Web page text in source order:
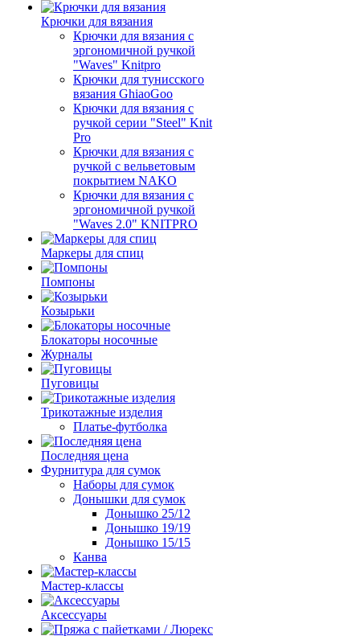
Крючки для вязания
Крючки для вязания с
эргономичной ручкой
"Waves" Knitpro
Крючки для тунисского
вязания GhiaoGoo
Крючки для вязания с
ручкой серии "Steel" Knit
Pro
Крючки для вязания с
ручкой с вельветовым
покрытием NAKO
Крючки для вязания с
эргономичной ручкой
"Waves 2.0" KNITPRO
Маркеры для спиц
Помпоны
Козырьки
Блокаторы носочные
Журналы
Пуговицы
Трикотажные изделия
Платье-футболка
Последняя цена
Фурнитура для сумок
Наборы для сумок
Донышки для сумок
Донышко 25/12
Донышко 19/19
Донышко 15/15
Канва
Мастер-классы
Аксессуары